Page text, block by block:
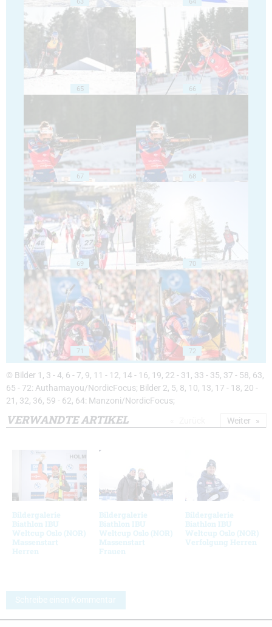
65 66
67 68
69 70
71 72
© Bilder 1, 3 - 4, 6 - 7, 9, 11 - 12, 14 - 16, 19, 22 - 31, 33 - 35, 37 - 58, 63,
65 - 72: Authamayou/NordicFocus; Bilder 2, 5, 8, 10, 13, 17 - 18, 20 -
21, 32, 36, 59 - 62, 64: Manzoni/NordicFocus;
VERWANDTE ARTIKEL
Bildergalerie
Biathlon IBU
Weltcup Oslo (NOR)
Massenstart
Herren
Bildergalerie
Biathlon IBU
Weltcup Oslo (NOR)
Massenstart
Frauen
Bildergalerie
Biathlon IBU
Weltcup Oslo (NOR)
Verfolgung Herren
Weiter
Schreibe einen Kommentar